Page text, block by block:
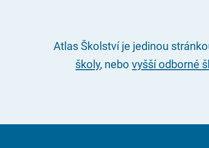
Atlas Školství je jedinou
školy, nebovyšší odborné